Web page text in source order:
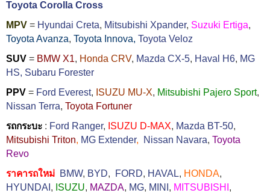
Toyota Corolla Cross
MPV = Hyundai Creta, Mitsubishi Xpander, Suzuki Ertiga,
Toyota Avanza, Toyota Innova, Toyota Veloz
SUV = BMW X1, Honda CRV, Mazda CX-5, Haval H6, MG
HS, Subaru Forester
PPV = Ford Everest, ISUZU MU-X, Mitsubishi Pajero Sport,
Nissan Terra, Toyota Fortuner
รถกระบะ : Ford Ranger, ISUZU D-MAX, Mazda BT-50,
Mitsubishi Triton, MG Extender, Nissan Navara, Toyota
Revo
ราคารถใหม่ BMW, BYD, FORD, HAVAL, HONDA,
HYUNDAI , ISUZU, MAZDA, MG, MINI , MITSUBISHI ,